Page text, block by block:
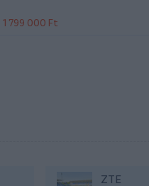
1 799 000 Ft
ZTE